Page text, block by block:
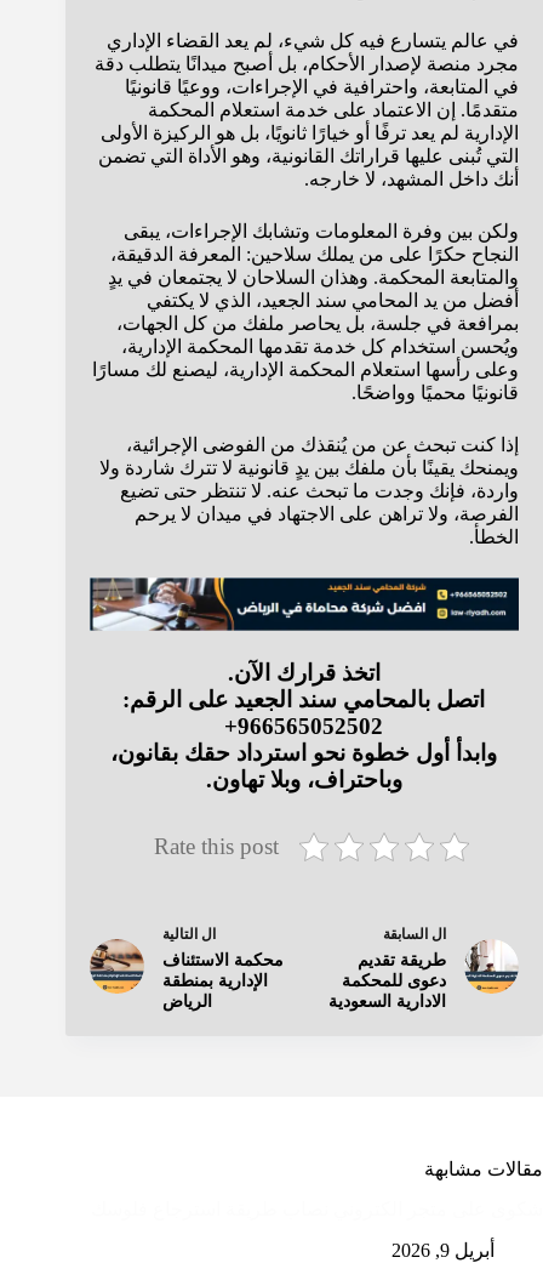
في عالم يتسارع فيه كل شيء، لم يعد القضاء الإداري
مجرد منصة لإصدار الأحكام، بل أصبح ميدانًا يتطلب دقة
في المتابعة، واحترافية في الإجراءات، ووعيًا قانونيًا
متقدمًا. إن الاعتماد على خدمة استعلام المحكمة
الإدارية لم يعد ترفًا أو خيارًا ثانويًا، بل هو الركيزة الأولى
التي تُبنى عليها قراراتك القانونية، وهو الأداة التي تضمن
أنك داخل المشهد، لا خارجه.
ولكن بين وفرة المعلومات وتشابك الإجراءات، يبقى
النجاح حكرًا على من يملك سلاحين: المعرفة الدقيقة،
والمتابعة المحكمة. وهذان السلاحان لا يجتمعان في يدٍ
أفضل من يد المحامي سند الجعيد، الذي لا يكتفي
بمرافعة في جلسة، بل يحاصر ملفك من كل الجهات،
ويُحسن استخدام كل خدمة تقدمها المحكمة الإدارية،
وعلى رأسها استعلام المحكمة الإدارية، ليصنع لك مسارًا
قانونيًا محميًا وواضحًا.
إذا كنت تبحث عن من يُنقذك من الفوضى الإجرائية،
ويمنحك يقينًا بأن ملفك بين يدٍ قانونية لا تترك شاردة ولا
واردة، فإنك وجدت ما تبحث عنه. لا تنتظر حتى تضيع
الفرصة، ولا تراهن على الاجتهاد في ميدان لا يرحم
الخطأ.
اتخذ قرارك الآن.
اتصل بالمحامي سند الجعيد على الرقم:
966565052502+
وابدأ أول خطوة نحو استرداد حقك بقانون،
وباحتراف، وبلا تهاون.
Rate this post
ال السابقة
طريقة تقديم
دعوى للمحكمة
الادارية السعودية
ال التالية
محكمة الاستئناف
الإدارية بمنطقة
الرياض
مقالات مشابهة
أبريل 9, 2026